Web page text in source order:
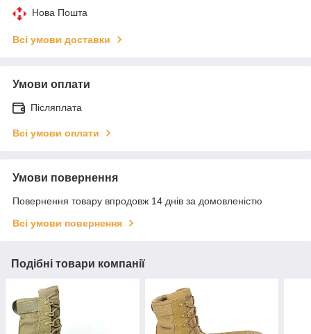
Нова Пошта
Всі умови доставки
Умови оплати
Післяплата
Всі умови оплати
Умови повернення
Повернення товару впродовж 14 днів за домовленістю
Всі умови повернення
Подібні товари компанії